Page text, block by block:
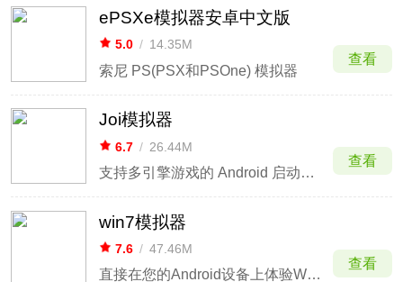
ePSXe模拟器安卓中文版
5.0 / 14.35M
索尼 PS(PSX和PSOne) 模拟器
查看
Joi模拟器
6.7 / 26.44M
支持多引擎游戏的 Android 启动器，兼容 RPG Maker、Ren'Py 等
查看
win7模拟器
7.6 / 47.46M
直接在您的Android设备上体验Windows 7
查看